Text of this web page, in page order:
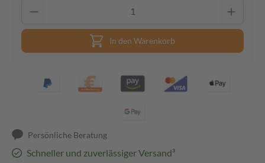
In den Warenkorb
Persönliche Beratung
Schneller und zuverlässiger Versand³